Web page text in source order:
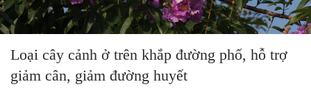
Loại cây cảnh ở trên khắp đường phố, hỗ trợ
giảm cân, giảm đường huyết